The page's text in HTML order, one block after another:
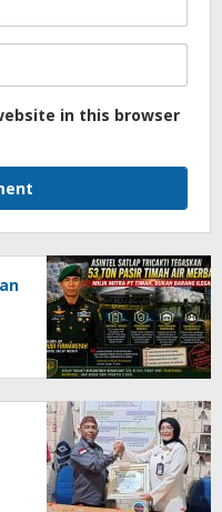
in this browser